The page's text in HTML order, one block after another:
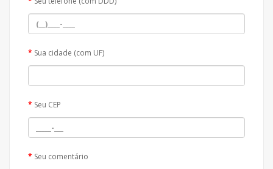
Sua cidade (com UF)
Seu CEP
Seu comentário